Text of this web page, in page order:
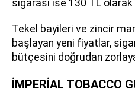
sigarası ise 130 TL
Tekel bayileri ve zincir
başlayan yeni fiyatlar,
bütçesini doğrudan
İMPERİAL TOBACCO